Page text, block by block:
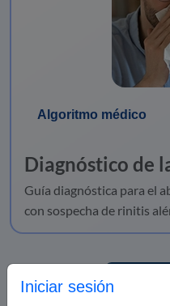
Algoritmo médico
Diagnóstico de
Guía diagnóstica para el
con sospecha de rinitis
Iniciar sesión